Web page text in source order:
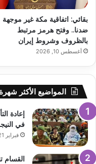
بقائي: اتفاقية مكة غير موجهة
ضدنا.. وفتح هرمز مرتبط
بالظروف وشروط إيران
أغسطس 10, 2026
المواضيع الأكثر شهرة
إعادة
في
فبراير 21, 2025
القسام